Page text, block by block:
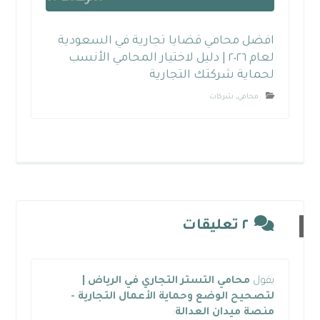
افضل محامي قضايا تجارية في السعودية
لعام ٢٠٢٦ | دليل لاختيار المحامي الأنسب
لحماية شركتك التجارية
محامي, شركات
٢ تعليقات
يقول محامي التستر التجاري في الرياض |
لتصحيح الوضع وحماية الأعمال التجارية -
منصة ميدان العدالة: